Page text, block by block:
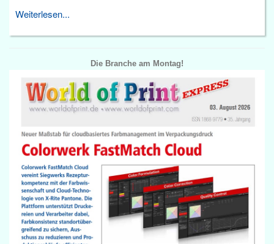
Weiterlesen...
Die Branche am Montag!